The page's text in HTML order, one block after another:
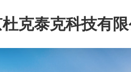
克泰克科技有